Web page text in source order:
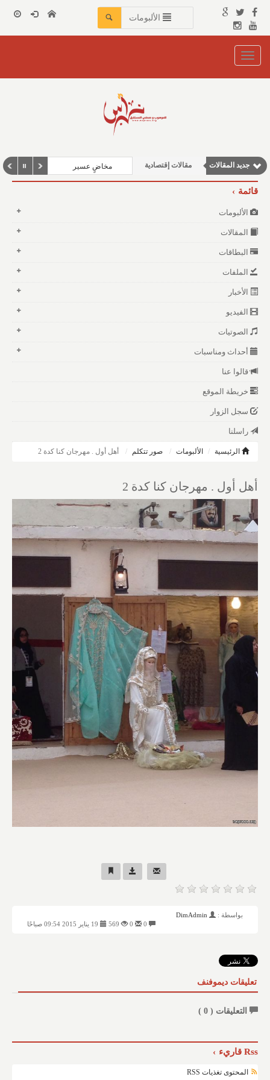
الألبومات
Toggle
navigation
جديد المقالات مقالات إقتصادية
مقالات اجتماعية
مخاضٍ عسير
قائمة
الألبومات
المقالات
البطاقات
الملفات
الأخبار
الفيديو
الصوتيات
أحداث ومناسبات
قالوا عنا
خريطة الموقع
سجل الزوار
راسلنا
الرئيسية الألبومات صور تتكلم أهل أول . مهرجان كنا كدة 2
أهل أول . مهرجان كنا كدة 2
بواسطة :
DimAdmin
569
تعليقات ديموفنف
التعليقات ( 0
)
Rss قاريء
المحتوى تغذيات RSS